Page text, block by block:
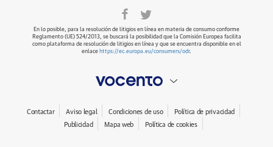
En lo posible, para la resolución de litigios en línea en materia de consumo conforme
Reglamento (UE) 524/2013, se buscará la posibilidad que la Comisión Europea facilita
como plataforma de resolución de litigios en línea y que se encuentra disponible en el
enlace https://ec.europa.eu/consumers/odr.
Contactar Aviso legal Condiciones de uso
Política de privacidad
Publicidad
Mapa web Política de cookies